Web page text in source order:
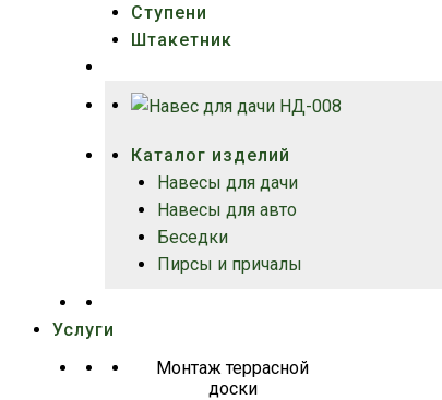
Ступени
Штакетник
Каталог изделий
Навесы для дачи
Навесы для авто
Беседки
Пирсы и причалы
Услуги
Монтаж террасной
доски